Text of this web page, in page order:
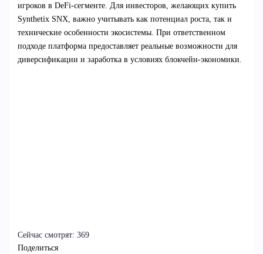
игроков в DeFi-сегменте. Для инвесторов, желающих купить
Synthetix SNX, важно учитывать как потенциал роста, так и
технические особенности экосистемы. При ответственном
подходе платформа предоставляет реальные возможности для
диверсификации и заработка в условиях блокчейн-экономики.
Сейчас смотрят: 369
Поделиться